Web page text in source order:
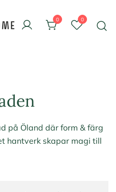
0 0
på Öland där form & färg
hantverk skapar magi till